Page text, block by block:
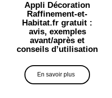
Appli Décoration
Raffinement-et-
Habitat.fr gratuit :
avis, exemples
avant/après et
conseils d’utilisation
En savoir plus